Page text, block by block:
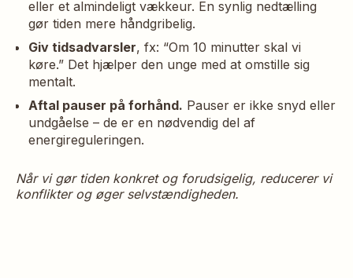
eller et almindeligt vækkeur. En synlig nedtælling
gør tiden mere håndgribelig.
Giv tidsadvarsler, fx: “Om 10 minutter skal vi
køre.” Det hjælper den unge med at omstille sig
mentalt.
Aftal pauser på forhånd. Pauser er ikke snyd eller
undgåelse – de er en nødvendig del af
energireguleringen.
Når vi gør tiden konkret og forudsigelig, reducerer vi
konflikter og øger selvstændigheden.